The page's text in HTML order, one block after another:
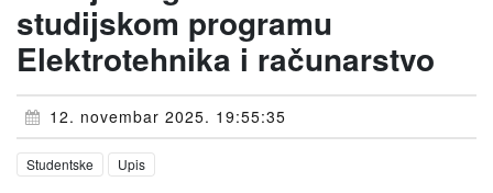
studijskom programu
Elektrotehnika i računarstvo
12. novembar 2025. 19:55:35
Studentske Upis